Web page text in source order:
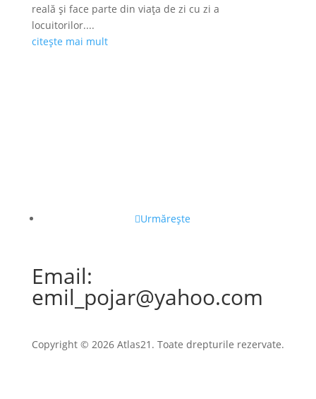
reală și face parte din viața de zi cu zi a
locuitorilor....
citește mai mult
Urmărește
Email:
emil_pojar@yahoo.com
Copyright © 2026 Atlas21. Toate drepturile rezervate.